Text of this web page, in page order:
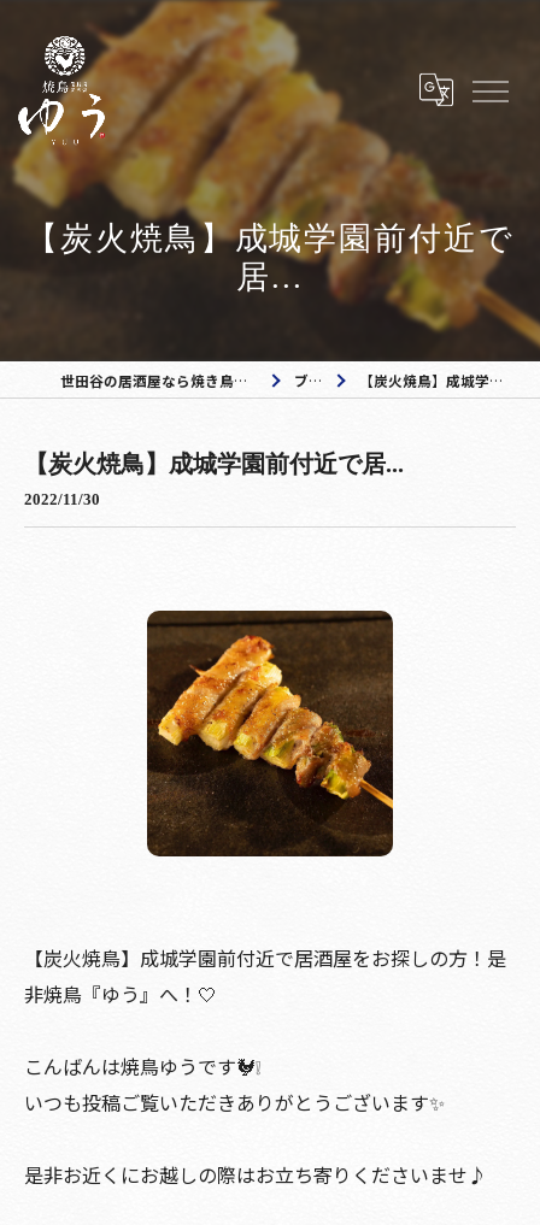
【炭火焼鳥】成城学園前付近で
居...
世田谷の居酒屋なら焼き鳥ゆう 成城学園前店 ブログ 【炭火焼鳥】成城学園前付近で居...
【炭火焼鳥】成城学園前付近で居...
2022/11/30
【炭火焼鳥】成城学園前付近で居酒屋をお探しの方！是
非焼鳥『ゆう』へ！🤍
こんばんは焼鳥ゆうです🐓❕
いつも投稿ご覧いただきありがとうございます✨
是非お近くにお越しの際はお立ち寄りくださいませ♪